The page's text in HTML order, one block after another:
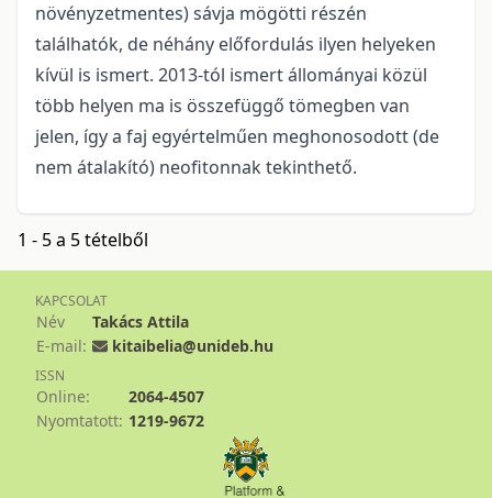
növényzetmentes) sávja mögötti részén
találhatók, de néhány előfordulás ilyen helyeken
kívül is ismert. 2013-tól ismert állományai közül
több helyen ma is összefüggő tömegben van
jelen, így a faj egyértelműen meghonosodott (de
nem átalakító) neofitonnak tekinthető.
1 - 5 a 5 tételből
KAPCSOLAT
Név
Takács Attila
E-mail:
kitaibelia@unideb.hu
ISSN
Online:
2064-4507
Nyomtatott: 1219-9672